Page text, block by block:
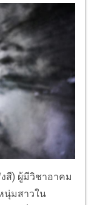
สี) ผู้มีวิชาอาคม
นุ่มสาวใน